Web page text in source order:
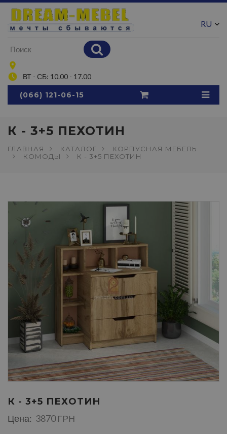
ВТ - СБ: 10.00 - 17.00
RU
(066) 121-06-15
К - 3+5 ПЕХОТИН
ГЛАВНАЯ КАТАЛОГ
КОРПУСНАЯ МЕБЕЛЬ
КОМОДЫ
К - 3+5 ПЕХОТИН
К - 3+5 ПЕХОТИН
Цена: 3870 ГРН